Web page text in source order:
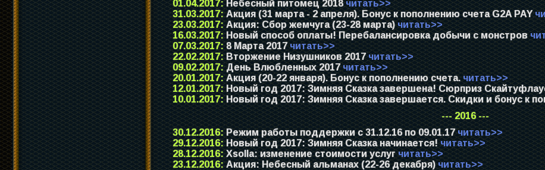
01.04.2017: Небесный питомец 2018 читать>>
31.03.2017: Акция (31 марта - 2 апреля). Бонус к пополнению счета G2A PAY
23.03.2017: Акция: Сбор жемчуга (23-28 марта) читать>>
16.03.2017: Новый способ оплаты! Перебалансировка добычи с монстров
07.03.2017: 8 Марта 2017 читать>>
22.02.2017: Вторжение Низушников 2017 читать>>
09.02.2017: День Влюбленных 2017 читать>>
20.01.2017: Акция (20-22 января). Бонус к пополнению счета. читать>>
12.01.2017: Новый год 2017: Зимняя Сказка завершена! Сюрприз
10.01.2017: Новый год 2017: Зимняя Сказка завершается. Скидки и бонус к
--- 2016 ---
30.12.2016: Режим работы поддержки с 31.12.16 по 09.01.17 читать>>
29.12.2016: Новый год 2017: Зимняя Сказка начинается! читать>>
28.12.2016: Xsolla: изменение стоимости услуг читать>>
23.12.2016: Акция: Небесный альманах (22-26 декабря) читать>>